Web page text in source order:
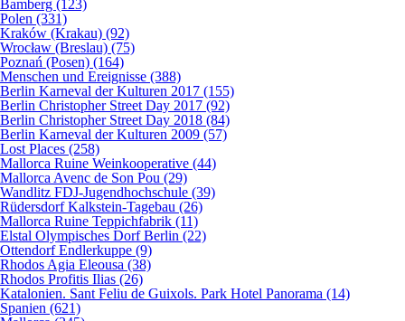
Bamberg (123)
Polen (331)
Kraków (Krakau) (92)
Wrocław (Breslau) (75)
Poznań (Posen) (164)
Menschen und Ereignisse (388)
Berlin Karneval der Kulturen 2017 (155)
Berlin Christopher Street Day 2017 (92)
Berlin Christopher Street Day 2018 (84)
Berlin Karneval der Kulturen 2009 (57)
Lost Places (258)
Mallorca Ruine Weinkooperative (44)
Mallorca Avenc de Son Pou (29)
Wandlitz FDJ-Jugendhochschule (39)
Rüdersdorf Kalkstein-Tagebau (26)
Mallorca Ruine Teppichfabrik (11)
Elstal Olympisches Dorf Berlin (22)
Ottendorf Endlerkuppe (9)
Rhodos Agia Eleousa (38)
Rhodos Profitis Ilias (26)
Katalonien. Sant Feliu de Guixols. Park Hotel Panorama (14)
Spanien (621)